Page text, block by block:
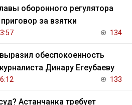
оборонного регулятора
за взятки
134
обеспокоенность
Динару Егеубаеву
133
Астанчанка требует